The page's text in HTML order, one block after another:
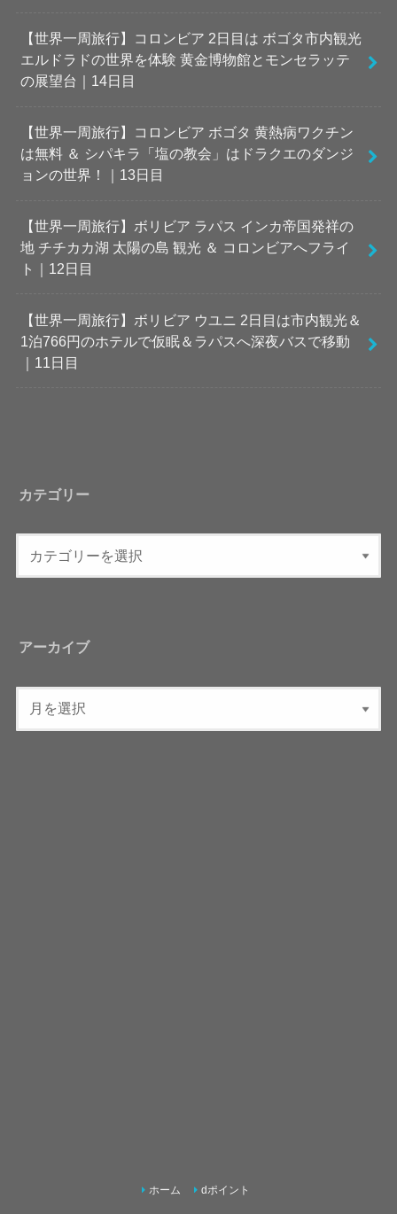
【世界一周旅行】コロンビア 2日目は ボゴタ市内観光
エルドラドの世界を体験 黄金博物館とモンセラッテ
の展望台｜14日目
【世界一周旅行】コロンビア ボゴタ 黄熱病ワクチン
は無料 ＆ シパキラ「塩の教会」はドラクエのダンジ
ョンの世界！｜13日目
【世界一周旅行】ボリビア ラパス インカ帝国発祥の
地 チチカカ湖 太陽の島 観光 ＆ コロンビアへフライ
ト｜12日目
【世界一周旅行】ボリビア ウユニ 2日目は市内観光＆
1泊766円のホテルで仮眠＆ラパスへ深夜バスで移動
｜11日目
カテゴリー
アーカイブ
ホーム dポイント